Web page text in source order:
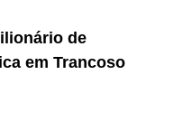
de
em Trancoso